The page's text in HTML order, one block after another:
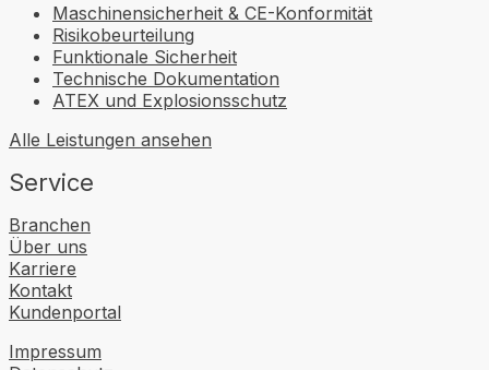
Maschinensicherheit & CE-Konformität
Risikobeurteilung
Funktionale Sicherheit
Technische Dokumentation
ATEX und Explosionsschutz
Alle Leistungen ansehen
Service
Branchen
Über uns
Karriere
Kontakt
Kundenportal
Impressum